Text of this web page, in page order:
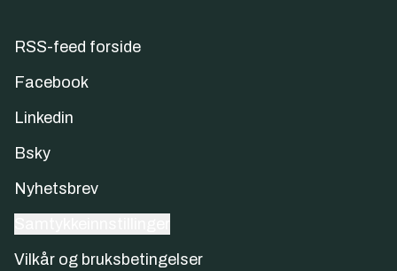
RSS-feed forside
Facebook
Linkedin
Bsky
Nyhetsbrev
Vilkår og bruksbetingelser